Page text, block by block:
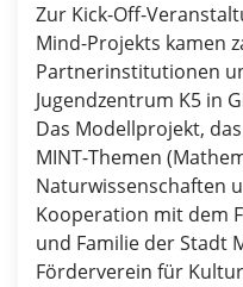
Zur Kick-Off-
Mind-Projekts kamen
Partnerinstitutionen
Jugendzentrum K5 in
Das Modellprojekt,
MINT-Themen
Naturwissenschaften
Kooperation mit dem
und Familie der Stadt
Förderverein für